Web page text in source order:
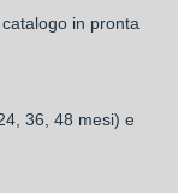
in pronta
36, 48 mesi) e